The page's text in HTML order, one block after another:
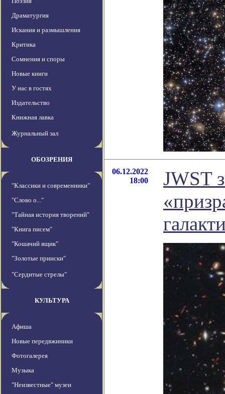
Драматургия
Искания и размышления
Критика
Сомнения и споры
Новые книги
У нас в гостях
Издательство
Книжная лавка
Журнальный зал
ОБОЗРЕНИЯ
"Классики и современники"
"Слово о..."
"Тайная история творений"
"Книга писем"
"Кошачий ящик"
"Золотые прииски"
"Сердитые стрелы"
КУЛЬТУРА
Афиша
Новые передвжиники
Фотогалерея
Музыка
"Неизвестные" музеи
06.12.2022
18:00
JWST